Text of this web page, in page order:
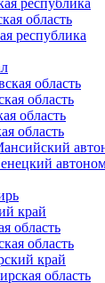
республика
область
республика
область
область
область
область
край
область
область
край
область